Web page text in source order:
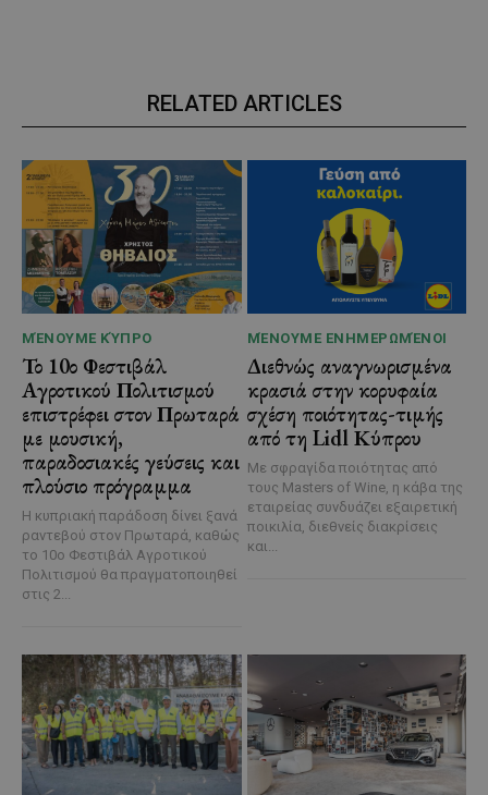
RELATED ARTICLES
ΜΈΝΟΥΜΕ ΚΎΠΡΟ
Το 10ο Φεστιβάλ
Αγροτικού Πολιτισμού
επιστρέφει στον Πρωταρά
με μουσική,
παραδοσιακές γεύσεις και
πλούσιο πρόγραμμα
Η κυπριακή παράδοση δίνει ξανά
ραντεβού στον Πρωταρά, καθώς
το 10ο Φεστιβάλ Αγροτικού
Πολιτισμού θα πραγματοποιηθεί
στις 2...
ΜΈΝΟΥΜΕ ΕΝΗΜΕΡΩΜΈΝΟΙ
Διεθνώς αναγνωρισμένα
κρασιά στην κορυφαία
σχέση ποιότητας-τιμής
από τη Lidl Κύπρου
Με σφραγίδα ποιότητας από
τους Masters of Wine, η κάβα της
εταιρείας συνδυάζει εξαιρετική
ποικιλία, διεθνείς διακρίσεις
και...